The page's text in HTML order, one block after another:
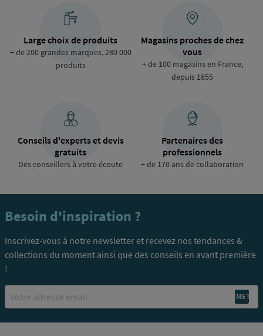
Large choix de produits
+ de 200 grandes marques, 280 000
produits
Magasins proches de chez
vous
+ de 100 magasins en France,
depuis 1855
Conseils d'experts et devis
gratuits
Des conseillers à votre écoute
Partenaires des
professionnels
+ de 170 ans de collaboration
Besoin d'inspiration ?
Inscrivez-vous à notre newsletter et recevez nos tendances &
collections du moment ainsi que des conseils en avant première
!
Email